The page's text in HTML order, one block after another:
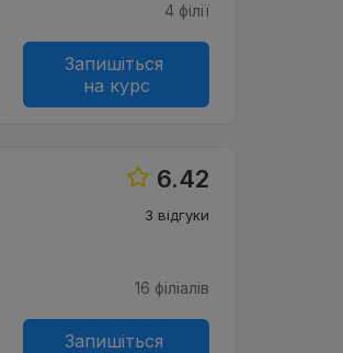
4 філії
Запишіться
на курс
6.42
3 відгуки
16 філіалів
Запишіться